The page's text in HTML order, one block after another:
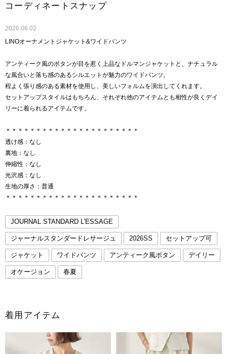
コーディネートスナップ
2026.06.02
LINOオーナメントジャケット&ワイドパンツ
アンティーク風のボタンが目を惹く上品なドルマンジャケットと、ナチュラル
な風合いと落ち感のあるシルエットが魅力のワイドパンツ。
程よく張り感のある素材を使用し、美しいフォルムを演出してくれます。
セットアップスタイルはもちろん、それぞれ他のアイテムとも相性が良くデイ
リーに着られるアイテムです。
＊＊＊＊＊＊＊＊＊＊＊＊＊＊＊＊＊＊＊＊＊＊
透け感：なし
裏地：なし
伸縮性：なし
光沢感：なし
生地の厚さ：普通
＊＊＊＊＊＊＊＊＊＊＊＊＊＊＊＊＊＊＊＊＊＊
JOURNAL STANDARD L'ESSAGE
ジャーナルスタンダードレサージュ 2026SS セットアップ可
ジャケット ワイドパンツ アンティーク風ボタン デイリー
オケージョン 春夏
着用アイテム